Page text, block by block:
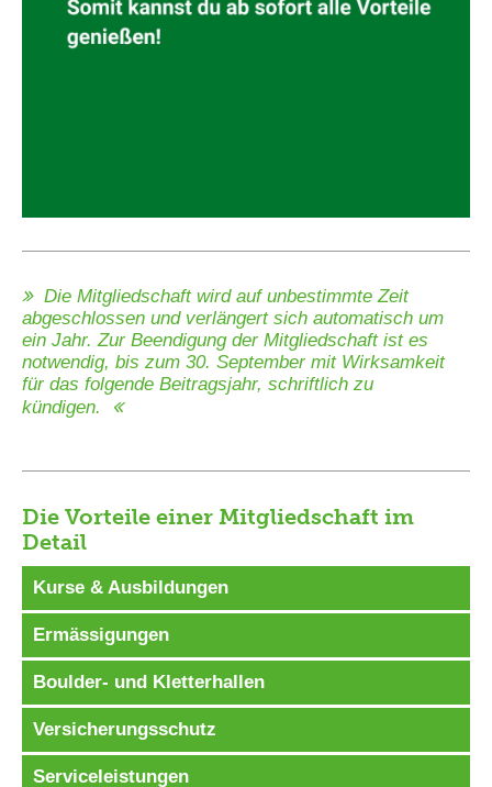
Die Mitgliedschaft wird auf unbestimmte Zeit
abgeschlossen und verlängert sich automatisch um
ein Jahr. Zur Beendigung der Mitgliedschaft ist es
notwendig, bis zum 30. September mit Wirksamkeit
für das folgende Beitragsjahr, schriftlich zu
kündigen.
Die Vorteile einer Mitgliedschaft im
Detail
Kurse & Ausbildungen
Ermässigungen
Boulder- und Kletterhallen
Versicherungsschutz
Serviceleistungen